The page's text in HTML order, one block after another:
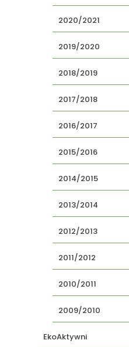
2020/2021
2019/2020
2018/2019
2017/2018
2016/2017
2015/2016
2014/2015
2013/2014
2012/2013
2011/2012
2010/2011
2009/2010
EkoAktywni